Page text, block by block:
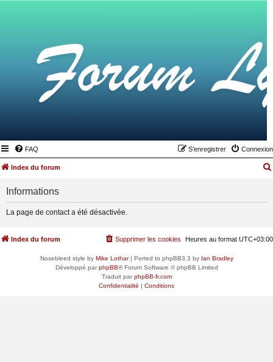
FAQ Connexion
S’enregistrer
Index du forum
Informations
La page de contact a été désactivée.
Index du forum Heures au format UTC+03:00
Supprimer les cookies
Nosebleed style by Mike Lothar| Ported to phpBB3.3 by Ian Bradley
Développé parphpBB® Forum Software © phpBB Limited
Traduit parphpBB-fr.com
Confidentialité | Conditions